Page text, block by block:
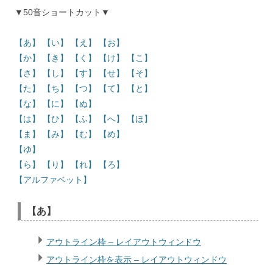
▼50音ショートカット▼
【あ】 【い】 【え】
【お】
【か】
【き】 【く】 【け】
【こ】
【さ】
【し】 【す】 【せ】
【そ】
【た】
【ち】 【つ】 【て】
【と】
【な】
【に】
【ぬ】
【は】
【ひ】 【ふ】 【へ】
【ほ】
【ま】
【み】 【む】
【め】
【ゆ】
【ら】
【り】 【れ】
【ろ】
【アルファベット】
【あ】
アウトライン枠 – レイアウトウィンドウ
アウトライン枠を表示 – レイアウトウィンドウ